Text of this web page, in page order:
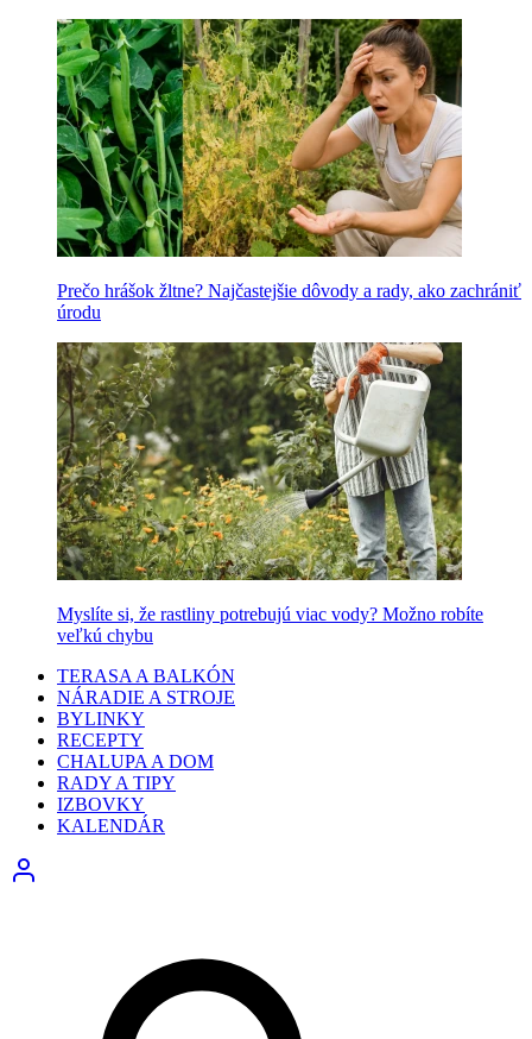
Prečo hrášok žltne? Najčastejšie dôvody a rady, ako zachrániť
úrodu
Myslíte si, že rastliny potrebujú viac vody? Možno robíte
veľkú chybu
TERASA A BALKÓN
NÁRADIE A STROJE
BYLINKY
RECEPTY
CHALUPA A DOM
RADY A TIPY
IZBOVKY
KALENDÁR